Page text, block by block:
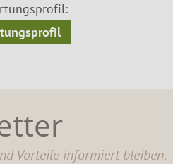
Vorteile informiert bleiben.